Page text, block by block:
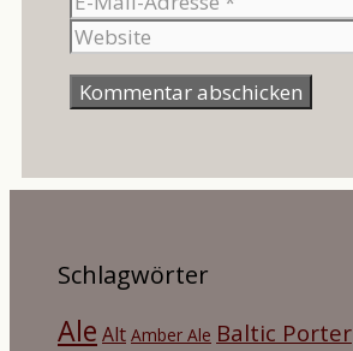
Schlagwörter
Ale Alt Amber Ale Baltic Porter